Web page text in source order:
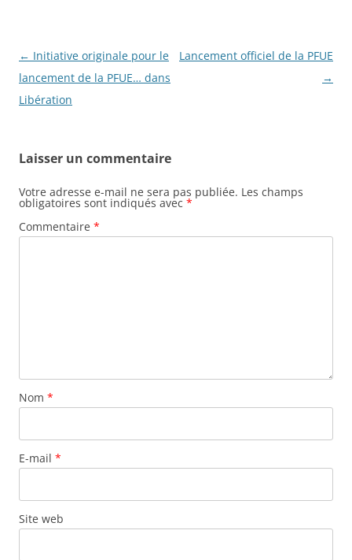
Navigation
des
articles
← Initiative originale pour le
lancement de la PFUE… dans
Libération
Lancement officiel de la PFUE
→
Laisser un commentaire
Votre adresse e-mail ne sera pas publiée. Les champs
obligatoires sont indiqués avec *
Commentaire *
Nom *
E-mail *
Site web